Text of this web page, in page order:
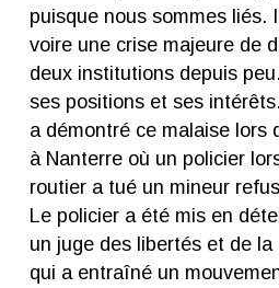
puisque nous sommes liés.
voire une crise majeure de
deux institutions depuis
ses positions et ses
a démontré ce malaise lors
à Nanterre où un policier
routier a tué un mineur
Le policier a été mis en
un juge des libertés et de
qui a entraîné un